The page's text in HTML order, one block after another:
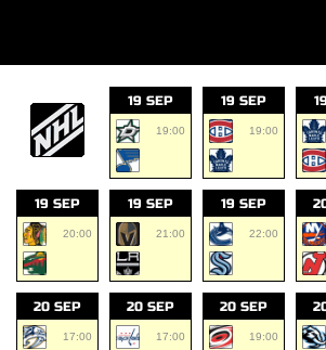
19 SEP
19:00
19 SEP
19:00
19 SEP
20:00
19 SEP
21:00
19 SEP
22:00
20 SEP
17:00
20 SEP
17:00
20 SEP
19:00